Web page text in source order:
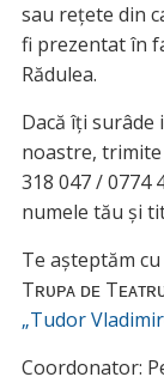
sau rețete din
fi prezentat în
Rădulea.
Dacă îți
noastre,
318 047 / 0774
numele tău și
Te așteptăm
Tʀᴜᴘᴀ ᴅᴇ
„Tudor
Coordonator: